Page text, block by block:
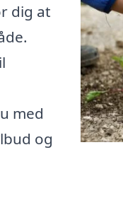
dig at
med
og